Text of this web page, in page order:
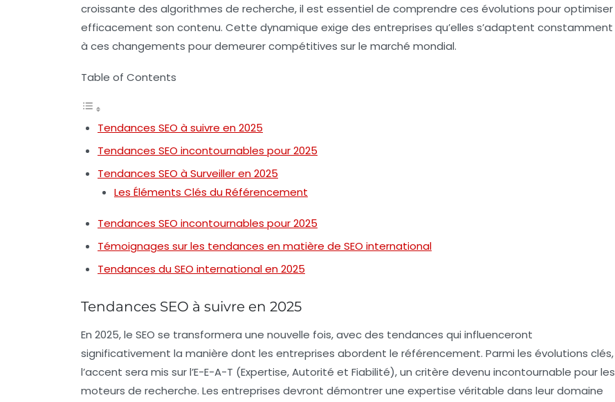
croissante des algorithmes de recherche, il est essentiel de comprendre ces évolutions pour optimiser
efficacement son contenu. Cette dynamique exige des entreprises qu’elles s’adaptent constamment
à ces changements pour demeurer compétitives sur le marché mondial.
Table of Contents
Tendances SEO à suivre en 2025
Tendances SEO incontournables pour 2025
Tendances SEO à Surveiller en 2025
Les Éléments Clés du Référencement
Tendances SEO incontournables pour 2025
Témoignages sur les tendances en matière de SEO international
Tendances du SEO international en 2025
Tendances SEO à suivre en 2025
En 2025, le SEO se transformera une nouvelle fois, avec des tendances qui influenceront
significativement la manière dont les entreprises abordent le référencement. Parmi les évolutions clés,
l’accent sera mis sur l’E-E-A-T (Expertise, Autorité et Fiabilité), un critère devenu incontournable pour les
moteurs de recherche. Les entreprises devront démontrer une expertise véritable dans leur domaine